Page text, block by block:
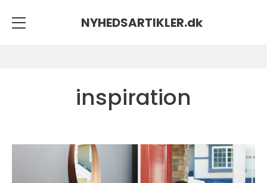
NYHEDSARTIKLER.dk
inspiration